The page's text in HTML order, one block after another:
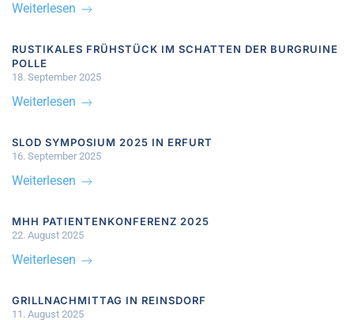
Weiterlesen
RUSTIKALES FRÜHSTÜCK IM SCHATTEN DER BURGRUINE
POLLE
18. September 2025
Weiterlesen
SLOD SYMPOSIUM 2025 IN ERFURT
16. September 2025
Weiterlesen
MHH PATIENTENKONFERENZ 2025
22. August 2025
Weiterlesen
GRILLNACHMITTAG IN REINSDORF
11. August 2025